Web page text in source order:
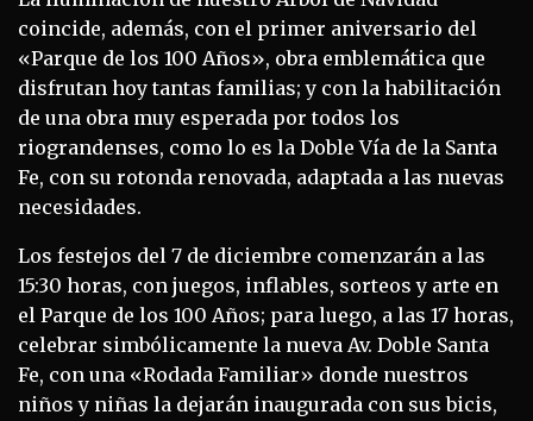
coincide, además, con el primer aniversario del
«Parque de los 100 Años», obra emblemática que
disfrutan hoy tantas familias; y con la habilitación
de una obra muy esperada por todos los
riograndenses, como lo es la Doble Vía de la Santa
Fe, con su rotonda renovada, adaptada a las nuevas
necesidades.
Los festejos del 7 de diciembre comenzarán a las
15:30 horas, con juegos, inflables, sorteos y arte en
el Parque de los 100 Años; para luego, a las 17 horas,
celebrar simbólicamente la nueva Av. Doble Santa
Fe, con una «Rodada Familiar» donde nuestros
niños y niñas la dejarán inaugurada con sus bicis,